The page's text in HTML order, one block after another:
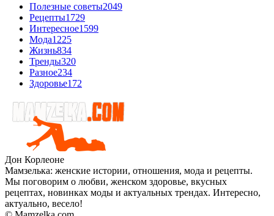
Полезные советы2049
Рецепты1729
Интересное1599
Мода1225
Жизнь834
Тренды320
Разное234
Здоровье172
Дон Корлеоне
Мамзелька: женские истории, отношения, мода и рецепты.
Мы поговорим о любви, женском здоровье, вкусных
рецептах, новинках моды и актуальных трендах. Интересно,
актуально, весело!